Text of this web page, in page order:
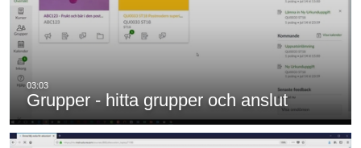
Grupper - hitta grupper och anslut